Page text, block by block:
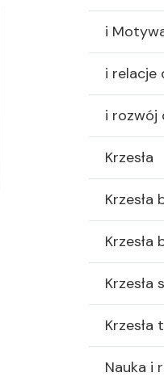
i
i relacje
i rozwój
Krzesła
Krzesła
Krzesła
Krzesła
Krzesła
Nauka i